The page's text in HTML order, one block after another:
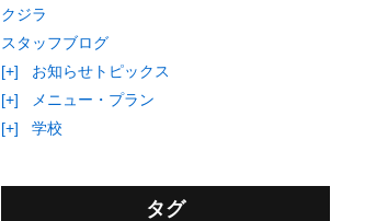
クジラ
スタッフブログ
[+]
お知らせトピックス
[+]
メニュー・プラン
[+]
学校
タグ